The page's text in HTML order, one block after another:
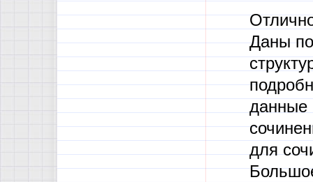
Даны
данные
для